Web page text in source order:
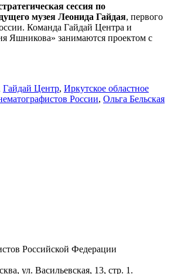
сессия по
музея Леонида Гайдая, первого
Команда Гайдай Центра и
Яшникова» занимаются проектом с
Гайдай Центр, Иркутское областное
России, Ольга Бельская
Российской Федерации
ул. Васильевская, 13, стр. 1.